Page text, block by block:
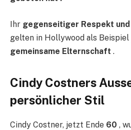
Ihr gegenseitiger Respekt
gelten in Hollywood als
gemeinsame Elternschaft .
Cindy Costners
persönlicher Stil
Cindy Costner, jetzt Ende 60 ,